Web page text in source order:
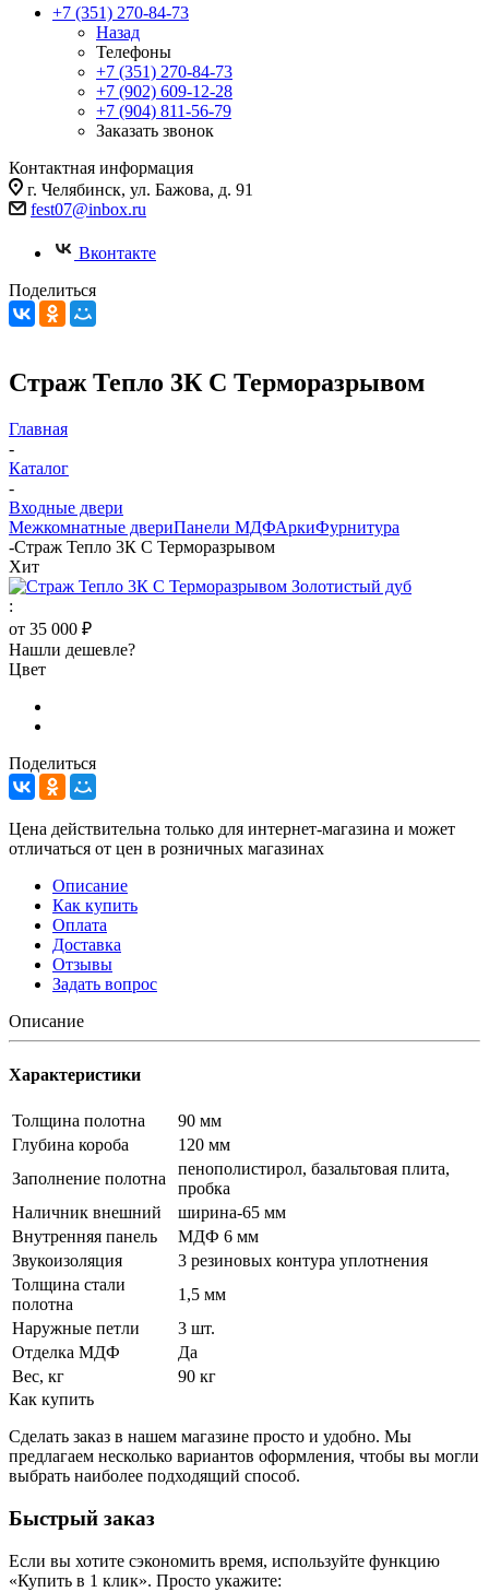
+7 (351) 270-84-73
Назад
Телефоны
+7 (351) 270-84-73
+7 (902) 609-12-28
+7 (904) 811-56-79
Заказать звонок
Контактная информация
г. Челябинск, ул. Бажова, д. 91
fest07@inbox.ru
Вконтакте
Поделиться
Страж Тепло 3К С Терморазрывом
Главная
-
Каталог
-
Входные двери
Межкомнатные двериПанели МДФАркиФурнитура
-Страж Тепло 3К С Терморазрывом
Хит
:
от 35 000 ₽
Нашли дешевле?
Цвет
Поделиться
Цена действительна только для интернет-магазина и может
отличаться от цен в розничных магазинах
Описание
Как купить
Оплата
Доставка
Отзывы
Задать вопрос
Описание
Характеристики
Толщина полотна
90 мм
Глубина короба
120 мм
Заполнение полотна
пенополистирол, базальтовая плита,
пробка
Наличник внешний
ширина-65 мм
Внутренняя панель
МДФ 6 мм
Звукоизоляция
3 резиновых контура уплотнения
Толщина стали
полотна
1,5 мм
Наружные петли
3 шт.
Отделка МДФ
Да
Вес, кг
90 кг
Как купить
Сделать заказ в нашем магазине просто и удобно. Мы
предлагаем несколько вариантов оформления, чтобы вы могли
выбрать наиболее подходящий способ.
Быстрый заказ
Если вы хотите сэкономить время, используйте функцию
«Купить в 1 клик». Просто укажите: